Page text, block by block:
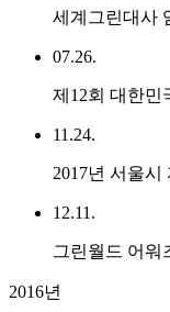
세계그린대사
07.26.
제12회 대한민
11.24.
2017년 서울시
12.11.
그린월드 어워
2016년